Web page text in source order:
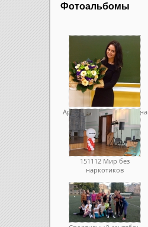
Фотоальбомы
Арина Сергеевна Осокина
и её Б класс
151112 Мир без
наркотиков